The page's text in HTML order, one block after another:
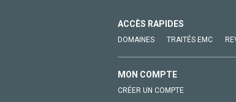
ACCÈS RAPIDES
DOMAINES TRAITÉS EMC
MON COMPTE
CRÉER UN COMPTE